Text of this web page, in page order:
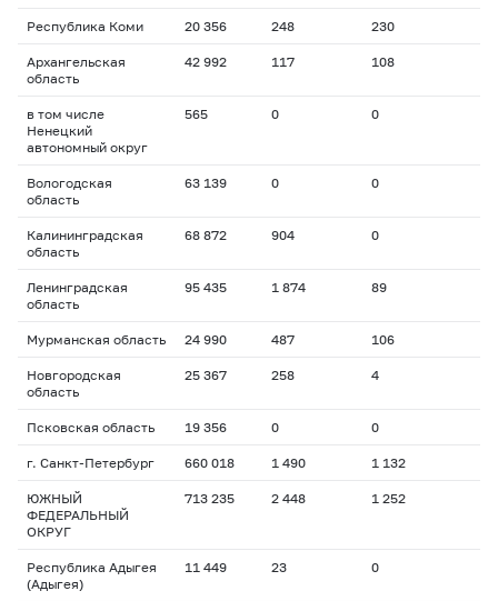
Республика Коми 20 356 248 230
Архангельская
область
42 992 117 108
в том числе
Ненецкий
автономный округ
565 0 0
Вологодская
область
63 139 0 0
Калининградская
область
68 872 904 0
Ленинградская
область
95 435 1 874 89
Мурманская область 24 990 487 106
Новгородская
область
25 367 258 4
Псковская область 19 356 0 0
г. Санкт-Петербург 660 018 1 490 1 132
ЮЖНЫЙ
ФЕДЕРАЛЬНЫЙ
ОКРУГ
713 235 2 448 1 252
Республика Адыгея
(Адыгея)
11 449 23 0